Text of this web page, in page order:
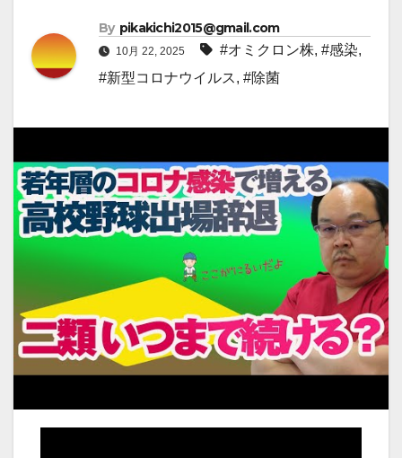
By pikakichi2015@gmail.com
10月 22, 2025 #オミクロン株, #感染,
#新型コロナウイルス, #除菌